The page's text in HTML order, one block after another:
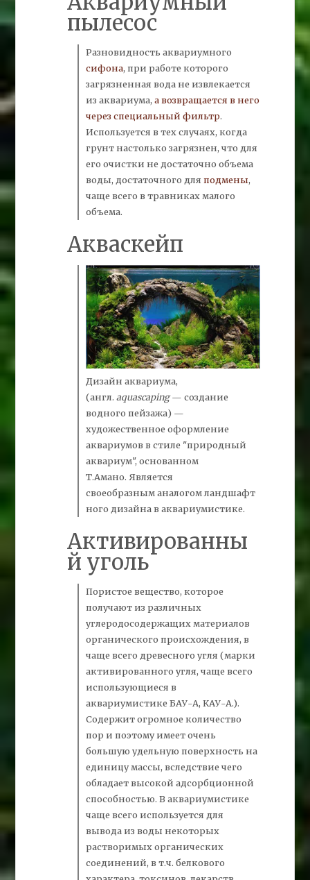
пылесос
Разновидность аквариумного
сифона, при работе которого
загрязненная вода не извлекается
из аквариума,а возвращается в него
через специальный фильтр.
Используется в тех случаях, когда
грунт настолько загрязнен, что для
его очистки не достаточно объема
воды, достаточного для подмены,
чаще всего в травниках малого
объема.
Акваскейп
Дизайн аквариума,
(англ.aquascaping— создание
водного пейзажа) —
художественное оформление
аквариумов в стиле "природный
аквариум", основанном
Т.Амано. Является
своеобразным аналогом ландшафт
ного дизайна в аквариумистике.
Активированны
й уголь
Пористое вещество, которое
получают из различных
углеродосодержащих материалов
органического происхождения, в
чаще всего древесного угля(марки
активированного угля, чаще всего
использующиеся в
аквариумистике БАУ-А, КАУ-А.).
Содержит огромное количество
пор и поэтому имеет очень
большую удельную поверхность на
единицу массы, вследствие чего
обладает высокой адсорбционной
способностью. В аквариумистике
чаще всего используется для
вывода из воды некоторых
растворимых органических
соединений, в т.ч. белкового